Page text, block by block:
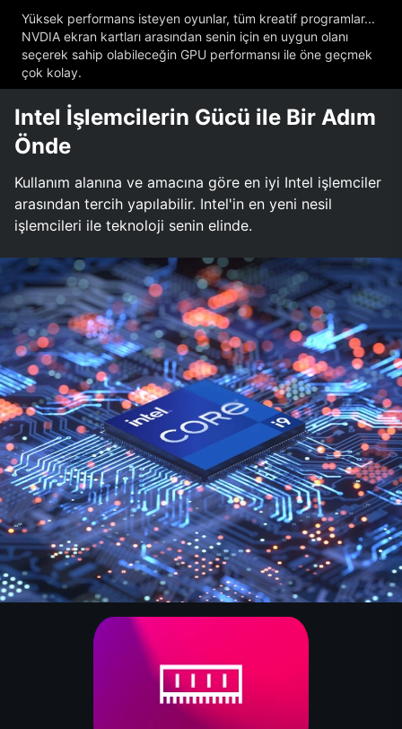
Yüksek performans isteyen oyunlar, tüm kreatif programlar...
NVDIA ekran kartları arasından senin için en uygun olanı
seçerek sahip olabileceğin GPU performansı ile öne geçmek
çok kolay.
Intel İşlemcilerin Gücü ile Bir Adım
Önde
Kullanım alanına ve amacına göre en iyi Intel işlemciler
arasından tercih yapılabilir. Intel'in en yeni nesil
işlemcileri ile teknoloji senin elinde.